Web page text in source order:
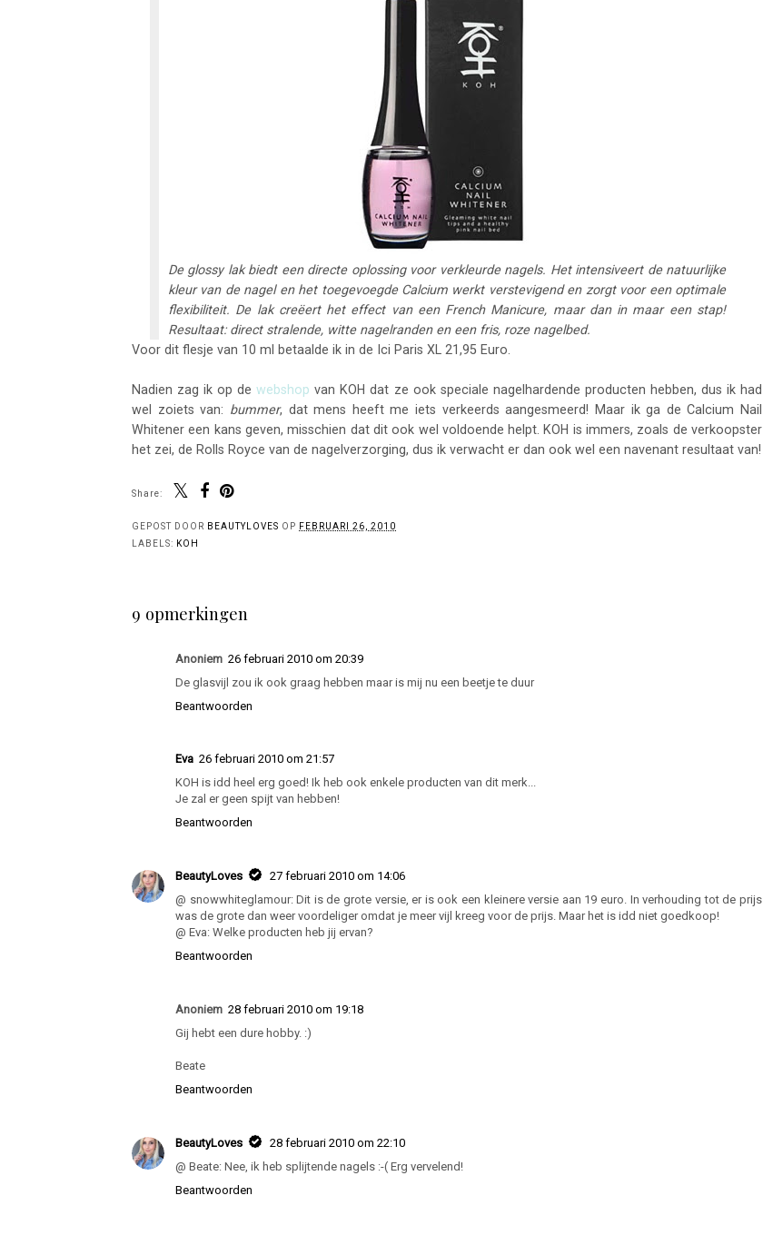
De glossy lak biedt een directe oplossing voor verkleurde nagels. Het intensiveert de natuurlijke
kleur van de nagel en het toegevoegde Calcium werkt verstevigend en zorgt voor een optimale
flexibiliteit. De lak creëert het effect van een French Manicure, maar dan in maar een stap!
Resultaat: direct stralende, witte nagelranden en een fris, roze nagelbed.
Voor dit flesje van 10 ml betaalde ik in de Ici Paris XL 21,95 Euro.
Nadien zag ik op dewebshop van KOH dat ze ook speciale nagelhardende producten hebben, dus ik had
wel zoiets van: bummer, dat mens heeft me iets verkeerds aangesmeerd! Maar ik ga de Calcium Nail
Whitener een kans geven, misschien dat dit ook wel voldoende helpt. KOH is immers, zoals de verkoopster
het zei, de Rolls Royce van de nagelverzorging, dus ik verwacht er dan ook wel een navenant resultaat van!
Share:
GEPOST DOOR BEAUTYLOVES OP FEBRUARI 26, 2010
LABELS: KOH
9 opmerkingen
Anoniem 26 februari 2010 om 20:39
De glasvijl zou ik ook graag hebben maar is mij nu een beetje te duur
Beantwoorden
Eva 26 februari 2010 om 21:57
KOH is idd heel erg goed! Ik heb ook enkele producten van dit merk...
Je zal er geen spijt van hebben!
Beantwoorden
BeautyLoves
27 februari 2010 om 14:06
@ snowwhiteglamour: Dit is de grote versie, er is ook een kleinere versie aan 19 euro. In verhouding tot de prijs
was de grote dan weer voordeliger omdat je meer vijl kreeg voor de prijs. Maar het is idd niet goedkoop!
@ Eva: Welke producten heb jij ervan?
Beantwoorden
Anoniem 28 februari 2010 om 19:18
Gij hebt een dure hobby. :)
Beate
Beantwoorden
BeautyLoves
28 februari 2010 om 22:10
@ Beate: Nee, ik heb splijtende nagels :-( Erg vervelend!
Beantwoorden